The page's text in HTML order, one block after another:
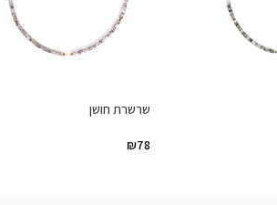
שרשרת חושן
₪78